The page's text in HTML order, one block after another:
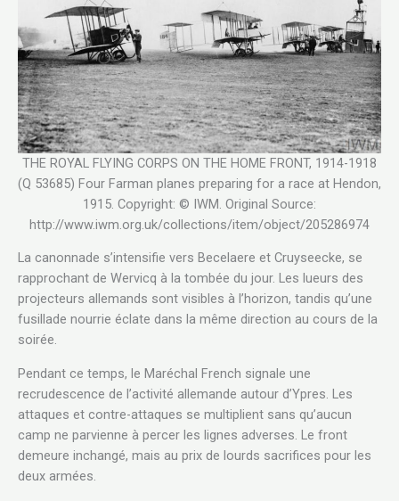
THE ROYAL FLYING CORPS ON THE HOME FRONT, 1914-1918
(Q 53685) Four Farman planes preparing for a race at Hendon,
1915. Copyright: © IWM. Original Source:
http://www.iwm.org.uk/collections/item/object/205286974
La canonnade s’intensifie vers Becelaere et Cruyseecke, se
rapprochant de Wervicq à la tombée du jour. Les lueurs des
projecteurs allemands sont visibles à l’horizon, tandis qu’une
fusillade nourrie éclate dans la même direction au cours de la
soirée.
Pendant ce temps, le Maréchal French signale une
recrudescence de l’activité allemande autour d’Ypres. Les
attaques et contre-attaques se multiplient sans qu’aucun
camp ne parvienne à percer les lignes adverses. Le front
demeure inchangé, mais au prix de lourds sacrifices pour les
deux armées.